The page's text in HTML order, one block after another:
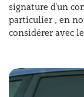
signature d'un
particulier , en
considérer avec